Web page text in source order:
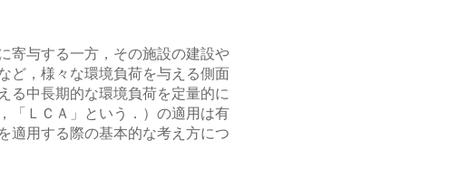
寄与する一方，その施設の建設や
ど，様々な環境負荷を与える側面
る中長期的な環境負荷を定量的に
「ＬＣＡ」という．）の適用は有
適用する際の基本的な考え方につ